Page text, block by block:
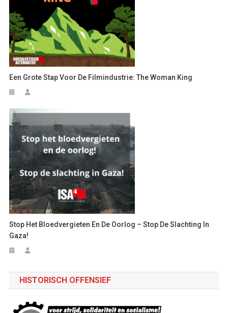
Een Grote Stap Voor De Filmindustrie: The Woman King
Stop Het Bloedvergieten En De Oorlog – Stop De Slachting In
Gaza!
HISTORISCH OFFENSIEF